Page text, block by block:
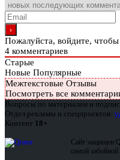
Пожалуйста, войдите,
4 комментариев
Старые
Новые Популярные
Межтекстовые Отзывы
Посмотреть все
Вопросы по материалам и
Отдел рекламы и спецпроектов:
Контент 18+
Сайт защищен
самой